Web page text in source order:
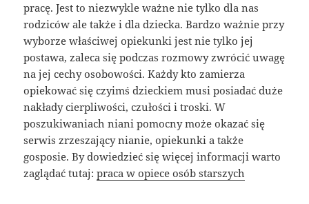
pracę. Jest to niezwykle ważne nie tylko dla nas
rodziców ale także i dla dziecka. Bardzo ważnie przy
wyborze właściwej opiekunki jest nie tylko jej
postawa, zaleca się podczas rozmowy zwrócić uwagę
na jej cechy osobowości. Każdy kto zamierza
opiekować się czyimś dzieckiem musi posiadać duże
nakłady cierpliwości, czułości i troski. W
poszukiwaniach niani pomocny może okazać się
serwis zrzeszający nianie, opiekunki a także
gosposie. By dowiedzieć się więcej informacji warto
zaglądać tutaj:praca w opiece osób starszych